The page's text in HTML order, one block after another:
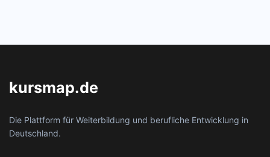
kursmap.de
Die Plattform für Weiterbildung und berufliche Entwicklung in
Deutschland.